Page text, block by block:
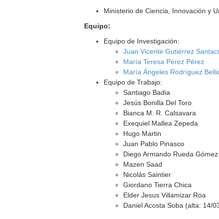
Ministerio de Ciencia, Innovación y
Equipo:
Equipo de Investigación:
Juan Vicente Gutiérrez
María Teresa Pérez Pérez
María Ángeles Rodríguez
Equipo de Trabajo:
Santiago Badia
Jesús Bonilla Del Toro
Bianca M. R. Calsavara
Exequiel Mallea Zepeda
Hugo Martin
Juan Pablo Pinasco
Diego Armando Rueda Gómez
Mazen Saad
Nicolás Saintier
Giordano Tierra Chica
Elder Jesus Villamizar Roa
Daniel Acosta Soba (alta: 14/